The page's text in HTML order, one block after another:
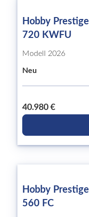
Hobby Prestige
720 KWFU
Modell 2026
Neu
40.980 €
Hobby Prestige
560 FC